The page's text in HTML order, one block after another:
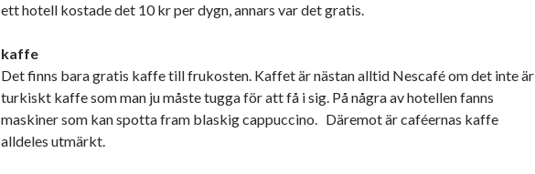
ett hotell kostade det 10 kr per dygn, annars var det gratis.
kaffe
Det finns bara gratis kaffe till frukosten. Kaffet är nästan alltid Nescafé om det inte är
turkiskt kaffe som man ju måste tugga för att få i sig. På några av hotellen fanns
maskiner som kan spotta fram blaskig cappuccino. Däremot är caféernas kaffe
alldeles utmärkt.